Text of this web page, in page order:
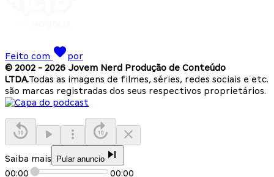
Feito com
por
© 2002 - 2026 Jovem Nerd Produção de Conteúdo
LTDA.Todas as imagens de filmes, séries, redes sociais e etc.
são marcas registradas dos seus respectivos proprietários.
Saiba mais Pular anuncio
00:00 00:00